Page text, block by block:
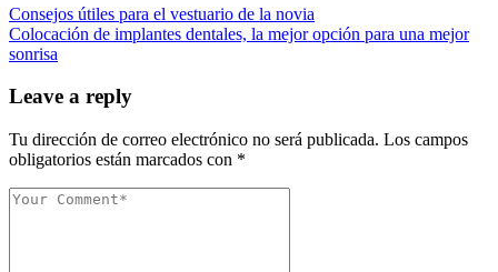
Consejos útiles para el vestuario de la novia
Colocación de implantes dentales, la mejor opción para una mejor
sonrisa
Leave a reply
Tu dirección de correo electrónico no será publicada. Los campos
obligatorios están marcados con *